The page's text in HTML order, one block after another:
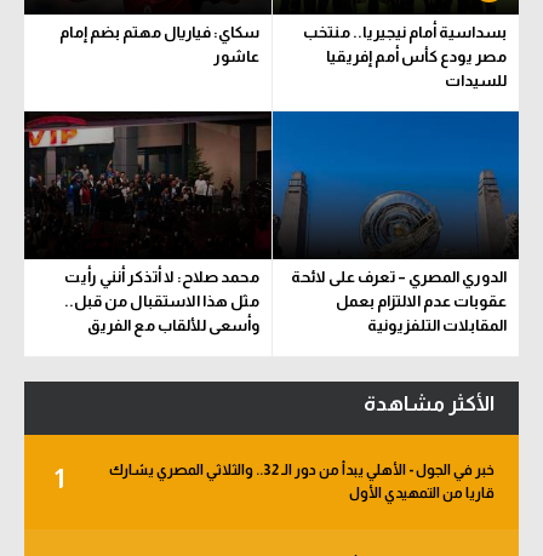
بسداسية أمام نيجيريا.. منتخب
مصر يودع كأس أمم إفريقيا
للسيدات
سكاي: فياريال مهتم بضم إمام
عاشور
الدوري المصري – تعرف على لائحة
عقوبات عدم الالتزام بعمل
المقابلات التلفزيونية
محمد صلاح: لا أتذكر أنني رأيت
مثل هذا الاستقبال من قبل..
وأسعى للألقاب مع الفريق
الأكثر مشاهدة
1
خبر في الجول - الأهلي يبدأ من دور الـ 32.. والثلاثي المصري يشارك
قاريا من التمهيدي الأول